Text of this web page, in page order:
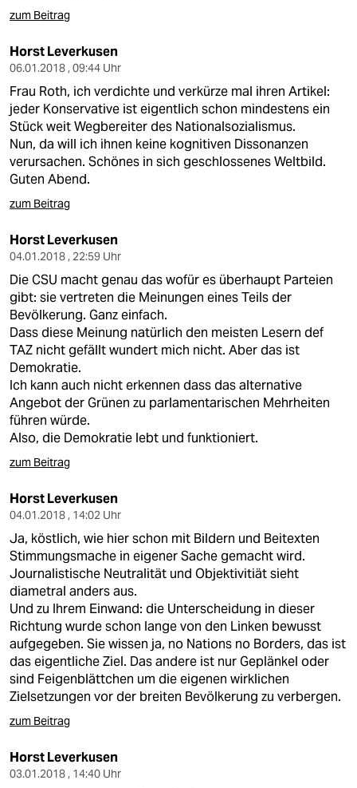
zum Beitrag
Horst Leverkusen
06.01.2018 , 09:44 Uhr
Frau Roth, ich verdichte und verkürze mal ihren Artikel:
jeder Konservative ist eigentlich schon mindestens ein
Stück weit Wegbereiter des Nationalsozialismus.
Nun, da will ich ihnen keine kognitiven Dissonanzen
verursachen. Schönes in sich geschlossenes Weltbild.
Guten Abend.
zum Beitrag
Horst Leverkusen
04.01.2018 , 22:59 Uhr
Die CSU macht genau das wofür es überhaupt Parteien
gibt: sie vertreten die Meinungen eines Teils der
Bevölkerung. Ganz einfach.
Dass diese Meinung natürlich den meisten Lesern def
TAZ nicht gefällt wundert mich nicht. Aber das ist
Demokratie.
Ich kann auch nicht erkennen dass das alternative
Angebot der Grünen zu parlamentarischen Mehrheiten
führen würde.
Also, die Demokratie lebt und funktioniert.
zum Beitrag
Horst Leverkusen
04.01.2018 , 14:02 Uhr
Ja, köstlich, wie hier schon mit Bildern und Beitexten
Stimmungsmache in eigener Sache gemacht wird.
Journalistische Neutralität und Objektivitiät sieht
diametral anders aus.
Und zu Ihrem Einwand: die Unterscheidung in dieser
Richtung wurde schon lange von den Linken bewusst
aufgegeben. Sie wissen ja, no Nations no Borders, das ist
das eigentliche Ziel. Das andere ist nur Geplänkel oder
sind Feigenblättchen um die eigenen wirklichen
Zielsetzungen vor der breiten Bevölkerung zu verbergen.
zum Beitrag
Horst Leverkusen
03.01.2018 , 14:40 Uhr